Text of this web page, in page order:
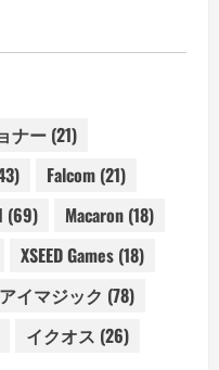
ナー (21)
Falcom (21)
(69) Macaron (18)
XSEED Games (18)
アイマジック (78)
イクオス (26)